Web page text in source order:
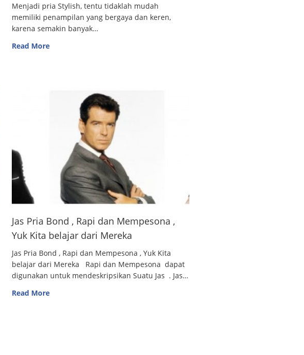
Menjadi pria Stylish, tentu tidaklah mudah
memiliki penampilan yang bergaya dan keren,
karena semakin banyak…
Read More
Jas Pria Bond , Rapi dan Mempesona ,
Yuk Kita belajar dari Mereka
Jas Pria Bond , Rapi dan Mempesona , Yuk Kita
belajar dari Mereka Rapi dan Mempesona dapat
digunakan untuk mendeskripsikan Suatu Jas . Jas…
Read More